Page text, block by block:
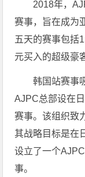
2018年，
赛事，旨在成为
五天的赛事包括
元买入的超级豪
韩国站赛事
AJPC总部设在
赛事。该组织致
其战略目标是在
设立了一个
事。